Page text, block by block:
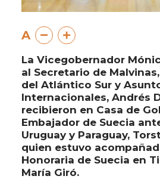
A
La Vicegobernador
al Secretario de
del Atlántico Sur y
Internacionales, Andrés
recibieron en Casa de
Embajador de Suecia
Uruguay y Paraguay,
quien estuvo
Honoraria de Suecia en
María Giró.